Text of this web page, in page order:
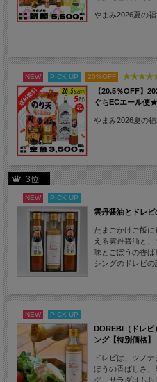
やまみ2026夏の
NEW PICK UP 20%OFF
【20.5％OFF】
ぐちECエール便
やまみ2026夏の
3位
NEW PICK UP
雲丹醤油とドレビ
たまごかけご飯
える雲丹醤油と
味とごぼうの香ば
シングのドレビの
NEW PICK UP
DOREBI（ドレビ
ング【特別価格】
ドレビは、ツノ
ぼうの香ばしさ
グ。サラダはも